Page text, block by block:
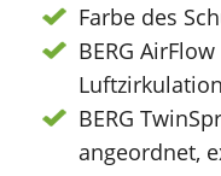
Farbe des
BERG
BERG
angeordnet,